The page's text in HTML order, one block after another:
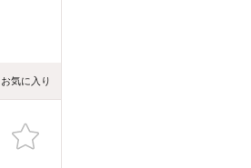
お気に入り